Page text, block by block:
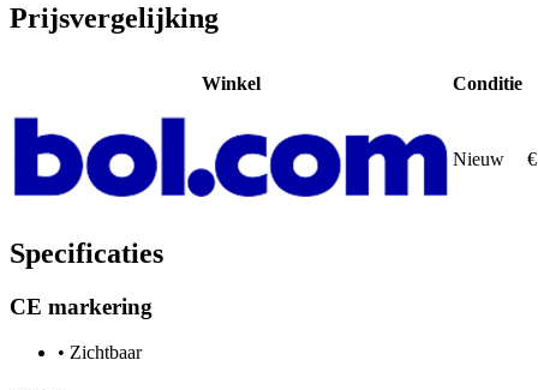
Prijsvergelijking
Winkel Conditie
Nieuw
Specificaties
CE markering
• Zichtbaar